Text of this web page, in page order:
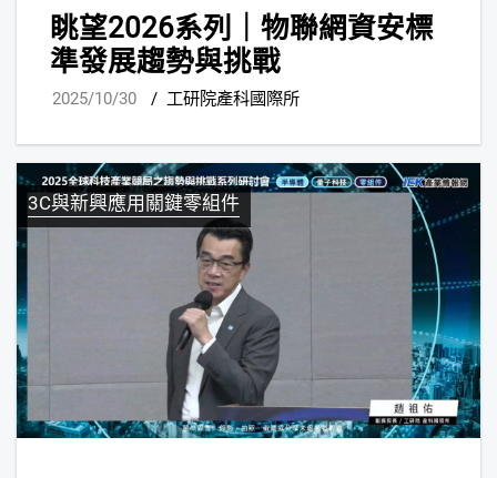
眺望2026系列｜物聯網資安標
準發展趨勢與挑戰
2025/10/30 / 工研院產科國際所
3C與新興應用關鍵零組件